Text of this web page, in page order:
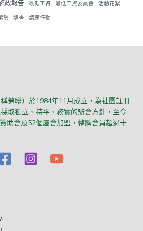
政報告 最低工資 最低工資委員會 活動花絮
勢 調查 請願行動
勞聯）於1984年11月成立，為社團註冊
取獨立、持平、務實的辦會方針，至今
助會及52個屬會加盟，整體會員超過十